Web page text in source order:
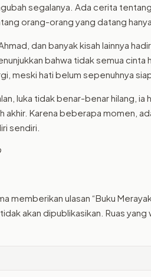
segalanya. Ada cerita
orang-orang yang datang
dan banyak kisah lainnya
bahwa tidak semua
meski hati belum sepenuhnya
luka tidak benar-benar hilang,
akhir. Karena beberapa momen,
sendiri.
memberikan ulasan “Buku
akan dipublikasikan. Ruas yang